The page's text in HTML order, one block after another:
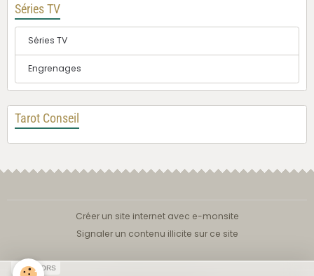
Séries TV
Séries TV
Engrenages
Tarot Conseil
Créer un site internet avec e-monsite
Signaler un contenu illicite sur ce site
SPONSORS